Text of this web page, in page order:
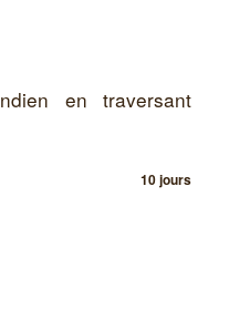
en traversant
10 jours